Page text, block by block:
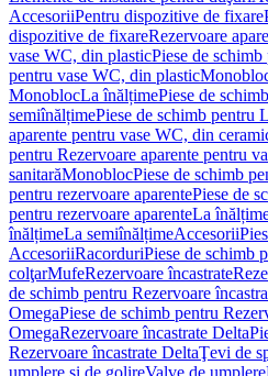
AccesoriiPentru dispozitive de fixare
dispozitive de fixareRezervoare
vase WC, din plasticPiese de
pentru vase WC, din plastic
MonoblocLa înălțimePiese de
semiînălțimePiese de schimb pentru
aparente pentru vase WC, din
pentru Rezervoare aparente pentru
sanitarăMonoblocPiese de schimb
pentru rezervoare aparentePiese de
pentru rezervoare aparenteLa
înălțimeLa semiînălțimeAccesorii
AccesoriiRacorduriPiese de schimb
colţarMufeRezervoare încastrate
de schimb pentru Rezervoare
OmegaPiese de schimb pentru
OmegaRezervoare încastrate Delta
Rezervoare încastrate DeltaŢevi de
umplere şi de golireValve de umplere